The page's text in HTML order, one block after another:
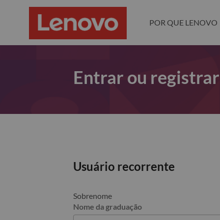
POR QUE LENOVO
Entrar ou
Usuário recorrente
Sobrenome
Nome da graduação